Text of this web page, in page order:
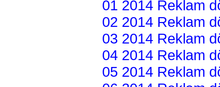
01 2014 Reklam
02 2014 Reklam
03 2014 Reklam
04 2014 Reklam
05 2014 Reklam